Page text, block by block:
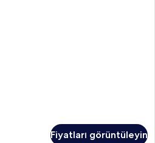
Fiyatları görüntüleyin